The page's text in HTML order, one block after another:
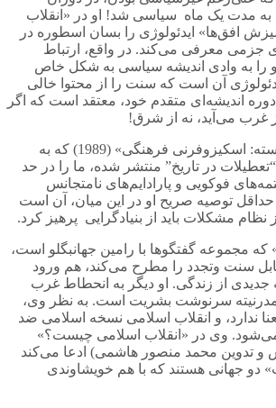
به مدت یک ماه سیاسی شد! او در «انقلاب
افق‌ها» ایدئولوژی را بسان اسطوره در
جزمی معرفی می‌کند. در واقع، ارتباط
را به وادی اندیشه سیاسی به شکل خاص
آن است که سنت را از محتوا خالی
اندیشه‌ای متقدم خود، معتقد است که اگر
غرب می‌آید، نه از شرق!
شایگان در «نگاه شکسته: اسکیزوفرنی فرهنگی» (1989) که به
در تاریخ” منتشر شده، ما را در حد
فوکویی و پارادایم‌های نامتجانس
توصیه صریح او در این میان، آن است
مشکلات باید از بنیادگرایی پرهیز کرد.
که مجموعه گفتگوها با رامین جهانبگلو است،
سنت وتجدد را مطرح می‌کند، هم ورود
از زندگی. او دیگر به انحطاط غرب
مدرنیته سرنوشت بشریت است. به نظر وی،
ندارد، و انقلاب اسلامی نسخه اسلامی ضد
وی در «انقلاب اسلامی چیست؟»
و تدوین محمد منصور هاشمی) ادعا می‌کند
دو جهانی هستند که با هم خویشاوندی